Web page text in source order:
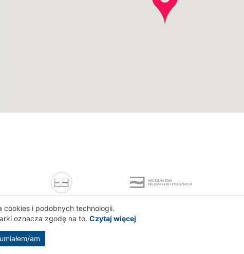
cookies i podobnych technologii.
oznacza zgodę na to. Czytaj więcej
am